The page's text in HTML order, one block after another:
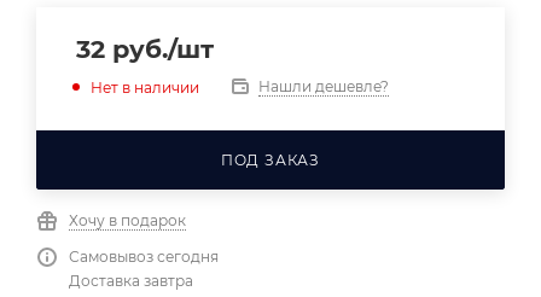
32 руб./шт
Нет в наличии Нашли дешевле?
ПОД ЗАКАЗ
Хочу в подарок
Самовывоз сегодня
Доставка завтра